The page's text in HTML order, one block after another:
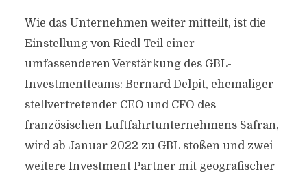
Wie das Unternehmen weiter mitteilt, ist die
Einstellung von Riedl Teil einer
umfassenderen Verstärkung des GBL-
Investmentteams: Bernard Delpit, ehemaliger
stellvertretender CEO und CFO des
französischen Luftfahrtunternehmens Safran,
wird ab Januar 2022 zu GBL stoßen und zwei
weitere Investment Partner mit geografischer